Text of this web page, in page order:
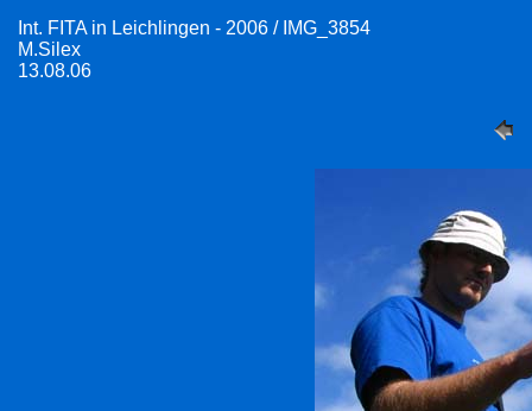
Int. FITA in Leichlingen - 2006 / IMG_3854
M.Silex
13.08.06